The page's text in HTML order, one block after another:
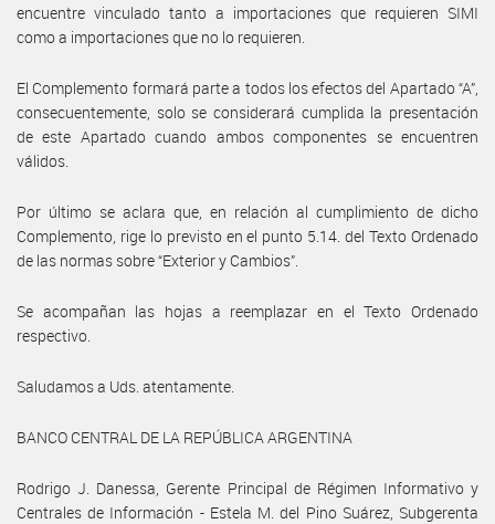
encuentre vinculado tanto a importaciones que requieren SIMI
como a importaciones que no lo requieren.
El Complemento formará parte a todos los efectos del Apartado “A”,
consecuentemente, solo se considerará cumplida la presentación
de este Apartado cuando ambos componentes se encuentren
válidos.
Por último se aclara que, en relación al cumplimiento de dicho
Complemento, rige lo previsto en el punto 5.14. del Texto Ordenado
de las normas sobre “Exterior y Cambios”.
Se acompañan las hojas a reemplazar en el Texto Ordenado
respectivo.
Saludamos a Uds. atentamente.
BANCO CENTRAL DE LA REPÚBLICA ARGENTINA
Rodrigo J. Danessa, Gerente Principal de Régimen Informativo y
Centrales de Información - Estela M. del Pino Suárez, Subgerenta